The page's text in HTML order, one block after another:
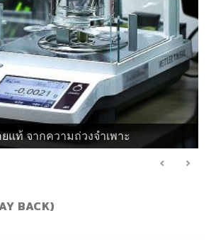
แท้ จากความถ่วงจำเพาะ
BACK)